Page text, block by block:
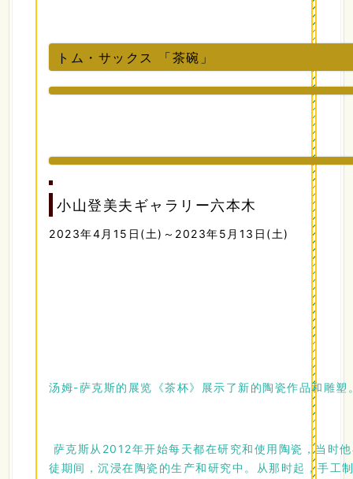
トム・サックス 「茶碗」
小山登美夫ギャラリー六本木
2023年4月15日(土)～2023年5月13日(土)
汤姆-萨克斯的展览《茶杯》展示了新的陶瓷作品和雕塑
萨克斯从2012年开始每天都在研究和使用陶瓷，当时
徒期间，沉浸在陶瓷的生产和研究中。从那时起，手工